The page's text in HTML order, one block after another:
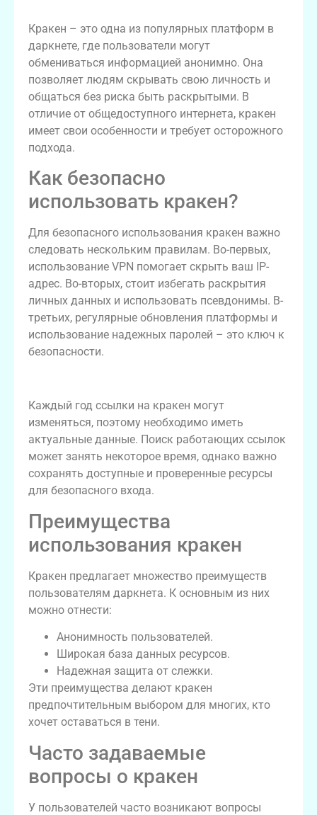
Кракен – это одна из популярных платформ в
даркнете, где пользователи могут
обмениваться информацией анонимно. Она
позволяет людям скрывать свою личность и
общаться без риска быть раскрытыми. В
отличие от общедоступного интернета, кракен
имеет свои особенности и требует осторожного
подхода.
Как безопасно
использовать кракен?
Для безопасного использования кракен важно
следовать нескольким правилам. Во-первых,
использование VPN помогает скрыть ваш IP-
адрес. Во-вторых, стоит избегать раскрытия
личных данных и использовать псевдонимы. В-
третьих, регулярные обновления платформы и
использование надежных паролей – это ключ к
безопасности.
Каждый год ссылки на кракен могут
изменяться, поэтому необходимо иметь
актуальные данные. Поиск работающих ссылок
может занять некоторое время, однако важно
сохранять доступные и проверенные ресурсы
для безопасного входа.
Преимущества
использования кракен
Кракен предлагает множество преимуществ
пользователям даркнета. К основным из них
можно отнести:
Анонимность пользователей.
Широкая база данных ресурсов.
Надежная защита от слежки.
Эти преимущества делают кракен
предпочтительным выбором для многих, кто
хочет оставаться в тени.
Часто задаваемые
вопросы о кракен
У пользователей часто возникают вопросы